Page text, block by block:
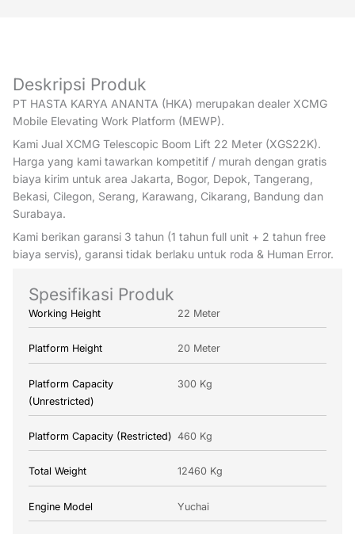
Deskripsi Produk
PT HASTA KARYA ANANTA (HKA) merupakan dealer XCMG
Mobile Elevating Work Platform (MEWP).
Kami Jual XCMG Telescopic Boom Lift 22 Meter (XGS22K).
Harga yang kami tawarkan kompetitif / murah dengan gratis
biaya kirim untuk area Jakarta, Bogor, Depok, Tangerang,
Bekasi, Cilegon, Serang, Karawang, Cikarang, Bandung dan
Surabaya.
Kami berikan garansi 3 tahun (1 tahun full unit + 2 tahun free
biaya servis), garansi tidak berlaku untuk roda & Human Error.
Spesifikasi Produk
Working Height 22 Meter
Platform Height 20 Meter
Platform Capacity
(Unrestricted)
300 Kg
Platform Capacity (Restricted) 460 Kg
Total Weight 12460 Kg
Engine Model Yuchai